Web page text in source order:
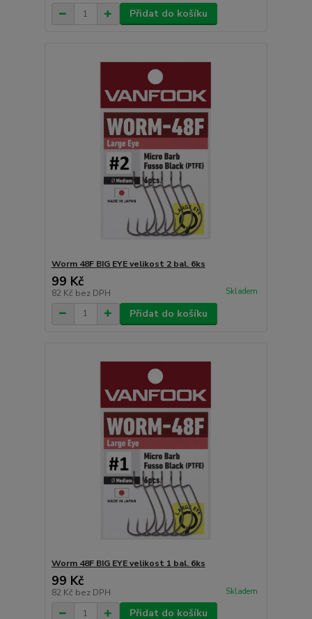
Přidat do košíku
Worm 48F BIG EYE velikost 2 bal. 6ks
99 Kč
82 Kč bez DPH Skladem
Přidat do košíku
Worm 48F BIG EYE velikost 1 bal. 6ks
99 Kč
82 Kč bez DPH Skladem
Přidat do košíku